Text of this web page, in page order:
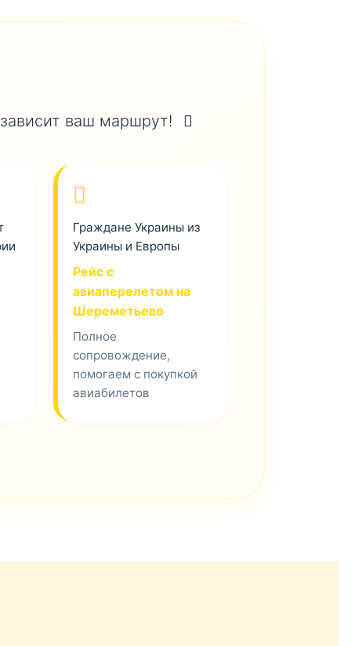
ваш маршрут!
Граждане Украины из
Украины и Европы
Рейс с
авиаперелетом на
Шереметьево
Полное
сопровождение,
помогаем с покупкой
авиабилетов